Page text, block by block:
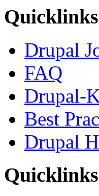
Drupal
FAQ
Drupal-
Best
Drupal